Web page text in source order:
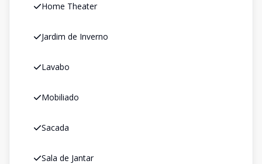
Home Theater
Jardim de Inverno
Lavabo
Mobiliado
Sacada
Sala de Jantar